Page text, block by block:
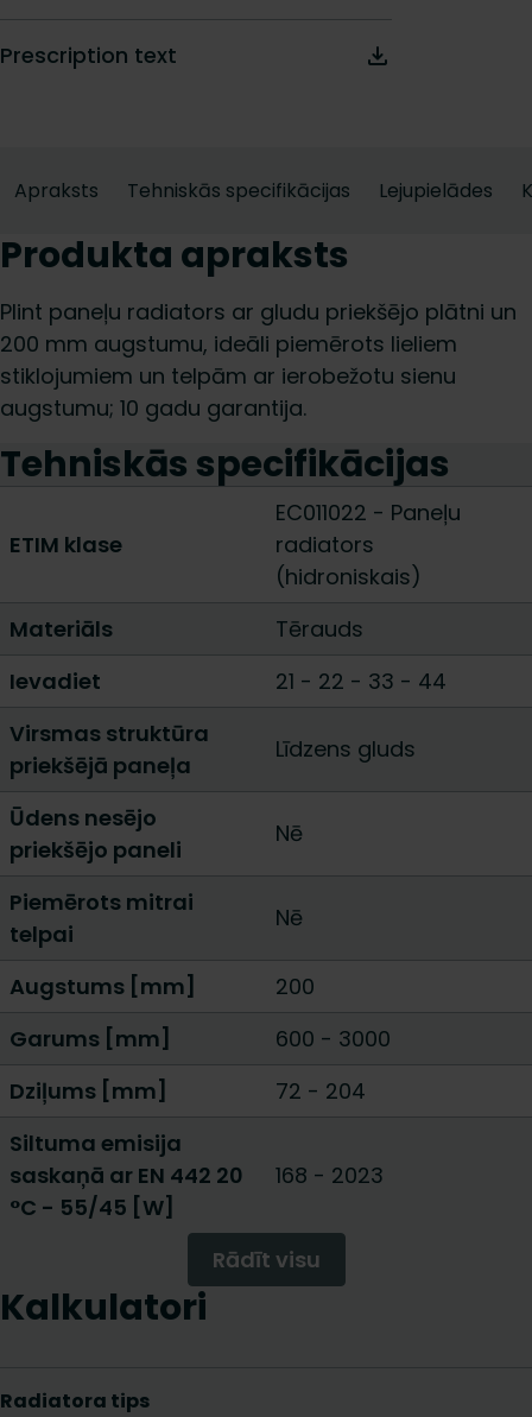
Prescription text
Apraksts Tehniskās specifikācijas Lejupielādes
Produkta apraksts
Plint paneļu radiators ar gludu priekšējo plātni un
200 mm augstumu, ideāli piemērots lieliem
stiklojumiem un telpām ar ierobežotu sienu
augstumu; 10 gadu garantija.
Tehniskās specifikācijas
ETIM klase
EC011022 - Paneļu
radiators
(hidroniskais)
Materiāls
Tērauds
Ievadiet
21 - 22 - 33 - 44
Virsmas struktūra
priekšējā paneļa
Līdzens gluds
Ūdens nesējo
priekšējo paneli
Nē
Piemērots mitrai
telpai
Nē
Augstums [mm]
200
Garums [mm]
600 - 3000
Dziļums [mm]
72 - 204
Siltuma emisija
saskaņā ar EN 442 20
°C - 55/45 [W]
168 - 2023
Rādīt visu
Kalkulatori